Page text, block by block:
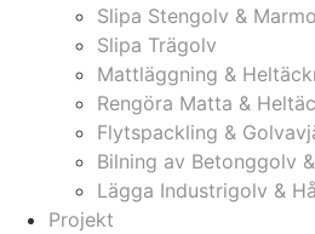
Slipa Stengolv &
Slipa Trägolv
Mattläggning &
Rengöra Matta &
Flytspackling &
Bilning av Betonggolv
Lägga Industrigolv &
Projekt